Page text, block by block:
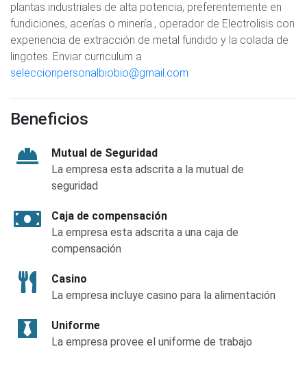
plantas industriales de alta potencia, preferentemente en
fundiciones, acerías o minería., operador de Electrolisis con
experiencia de extracción de metal fundido y la colada de
lingotes. Enviar curriculum a
seleccionpersonalbiobio@gmail.com
Beneficios
Mutual de Seguridad
La empresa esta adscrita a la mutual de
seguridad
Caja de compensación
La empresa esta adscrita a una caja de
compensación
Casino
La empresa incluye casino para la alimentación
Uniforme
La empresa provee el uniforme de trabajo